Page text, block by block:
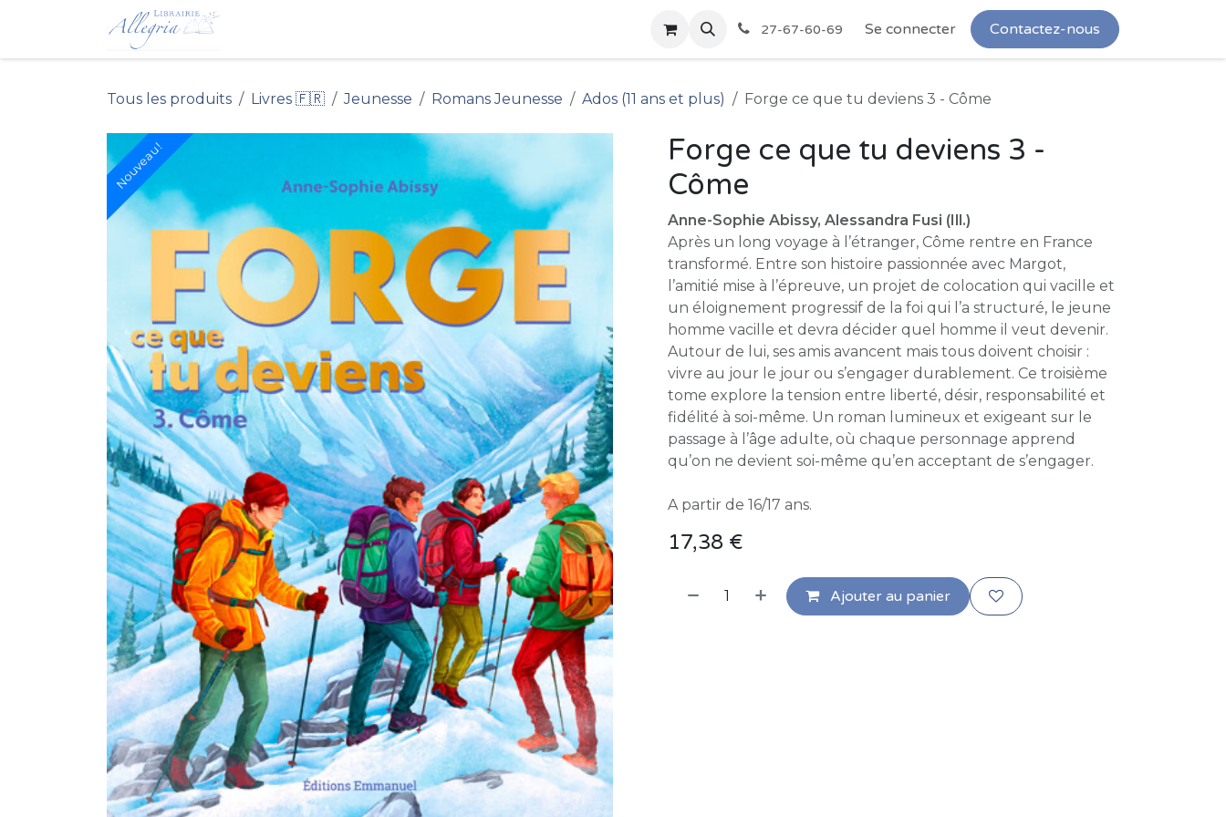
Se rendre au contenu
27-67-60-69 Se connecter Contactez-nous
Tous les produits Livres 🇫🇷 Jeunesse Romans Jeunesse Ados (11 ans et plus) Forge ce que tu deviens 3 - Côme
Nouveau !
Forge ce que tu deviens 3 -
Côme
Anne-Sophie Abissy, Alessandra Fusi (Ill.)
Après un long voyage à l’étranger, Côme rentre en France
transformé. Entre son histoire passionnée avec Margot,
l’amitié mise à l’épreuve, un projet de colocation qui vacille et
un éloignement progressif de la foi qui l’a structuré, le jeune
homme vacille et devra décider quel homme il veut devenir.
Autour de lui, ses amis avancent mais tous doivent choisir :
vivre au jour le jour ou s’engager durablement. Ce troisième
tome explore la tension entre liberté, désir, responsabilité et
fidélité à soi-même. Un roman lumineux et exigeant sur le
passage à l’âge adulte, où chaque personnage apprend
qu’on ne devient soi-même qu’en acceptant de s’engager.
A partir de 16/17 ans.
17,38 €
Ajouter au panier